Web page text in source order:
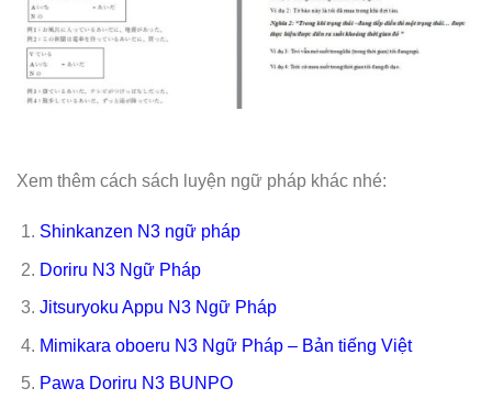
Xem thêm cách sách luyện ngữ pháp khác nhé:
Shinkanzen N3 ngữ pháp
Doriru N3 Ngữ Pháp
Jitsuryoku Appu N3 Ngữ Pháp
Mimikara oboeru N3 Ngữ Pháp – Bản tiếng Việt
Pawa Doriru N3 BUNPO